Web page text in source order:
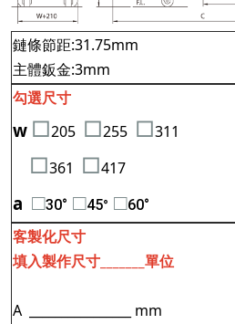
鏈條節距:31.75mm
主體鈑金:3mm
勾選尺寸
w □205 □255 □311
□361 □417
a □30° □45° □60°
客製化尺寸
填入製作尺寸_______單位
A ________________ mm